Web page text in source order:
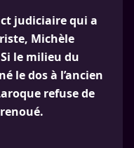
judiciaire qui a
Michèle
le milieu du
le dos à l’ancien
refuse de